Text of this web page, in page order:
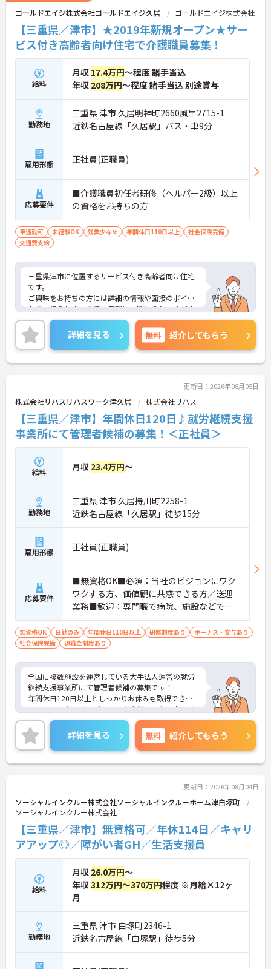
ゴールドエイジ株式会社ゴールドエイジ久居 ゴールドエイジ株式会社
【三重県／津市】★2019年新規オープン★サー
ビス付き高齢者向け住宅で介護職員募集！
給料
月収 17.4万円～程度 諸手当込
年収 208万円～程度 諸手当込 別途賞与
勤務地
三重県 津市 久居明神町2660風早2715-1
近鉄名古屋線「久居駅」バス・車9分
雇用形態 正社員(正職員)
応募要件
■介護職員初任者研修（ヘルパー2級）以上
の資格をお持ちの方
車通勤可 未経験OK 残業少なめ 年間休日110日以上
社会保険完備
交通費支給
三重県津市に位置するサービス付き高齢者向け住宅
です。
ご興味をお持ちの方には詳細の情報や面接のポイン
トをお伝えしますのでお気軽にお問い合わせくださ
いませ。
詳細を見る 無料 紹介してもらう
更新日：2026年08月05日
株式会社リハスリハスワーク津久居 株式会社リハス
【三重県／津市】年間休日120日♪就労継続支援
事業所にて管理者候補の募集！＜正社員＞
給料 月収 23.4万円～
勤務地
三重県 津市 久居持川町2258-1
近鉄名古屋線「久居駅」徒歩15分
雇用形態 正社員(正職員)
応募要件
■無資格OK■必須：当社のビジョンにワク
ワクする方、価値観に共感できる方／送迎
業務■歓迎：専門職で病院、施設などでの
リーダー経験・マネジメント経験あり／責
任感がありレジリエンスが高い方
無資格OK 日勤のみ 年間休日110日以上 研修制度あり
ボーナス・賞与あり
社会保険完備
退職金制度あり
全国に複数施設を運営している大手法人運営の就労
継続支援事業所にて管理者候補の募集です！
年間休日120日以上としっかりお休みも取得できる
ので、ワークライフバランスを大切にしたい方にオ
ススメです◎外部研修費補助制度もありますので働
きながらスキルアップも目指せます♪
ご興味のある方には、面接対策ポイントなど、さら
に詳細をお話しいたしますのでお気軽にご相談くだ
さい！
詳細を見る 無料 紹介してもらう
更新日：2026年08月04日
ソーシャルインクルー株式会社ソーシャルインクルーホーム津白塚町
ソーシャルインクルー株式会社
【三重県／津市】無資格可／年休114日／キャリ
アアップ◎／障がい者GH／生活支援員
給料
月収 26.0万円～
年収312万円～370万円程度 ※月給×12ヶ
月
勤務地
三重県 津市 白塚町2346-1
近鉄名古屋線「白塚駅」徒歩5分